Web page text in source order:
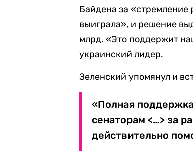
Байдена за «стремление
выиграла», и решение
млрд. «Это поддержит
украинский лидер.
Зеленский упомянул и
«Полная
сенаторам <…> за
действительно